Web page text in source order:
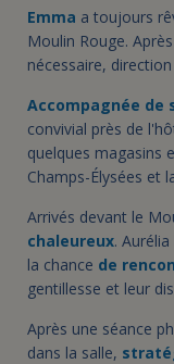
Emma a toujours
Moulin Rouge.
nécessaire,
Accompagnée de
convivial près de
quelques magasins
Champs-Élysées et
Arrivés devant le
chaleureux.
la chance de
gentillesse et leur
Après une séance
dans la salle,